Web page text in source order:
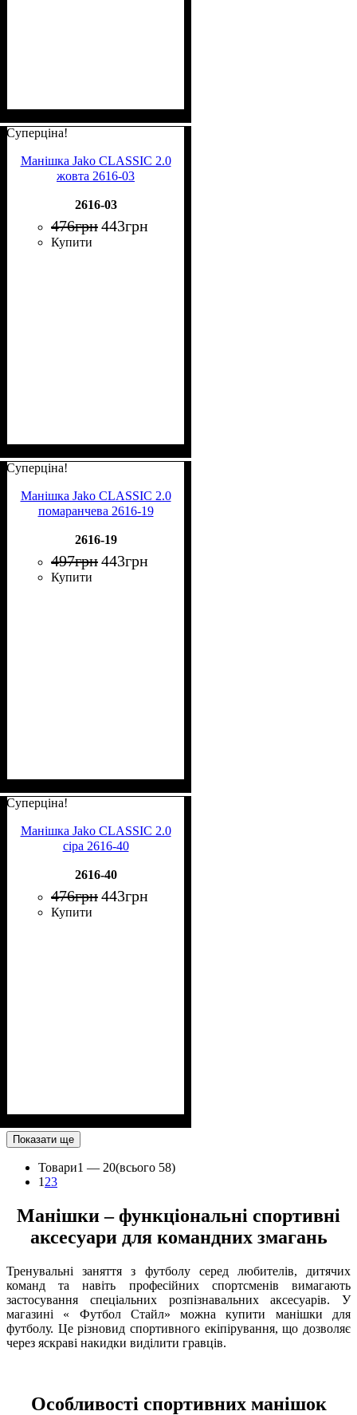
Суперціна!
Манішка Jako CLASSIC 2.0
жовта 2616-03
2616-03
476грн443грн
Купити
Суперціна!
Манішка Jako CLASSIC 2.0
помаранчева 2616-19
2616-19
497грн443грн
Купити
Суперціна!
Манішка Jako CLASSIC 2.0
сіра 2616-40
2616-40
476грн443грн
Купити
Показати ще
Товари1 — 20(всього 58)
1 23
Манішки – функціональні спортивні
аксесуари для командних змагань
Тренувальні заняття з футболу серед любителів, дитячих
команд та навіть професійних спортсменів вимагають
застосування спеціальних розпізнавальних аксесуарів. У
магазині « Футбол Стайл» можна купити манішки для
футболу. Це різновид спортивного екіпірування, що дозволяє
через яскраві накидки виділити гравців.
Особливості спортивних манішок